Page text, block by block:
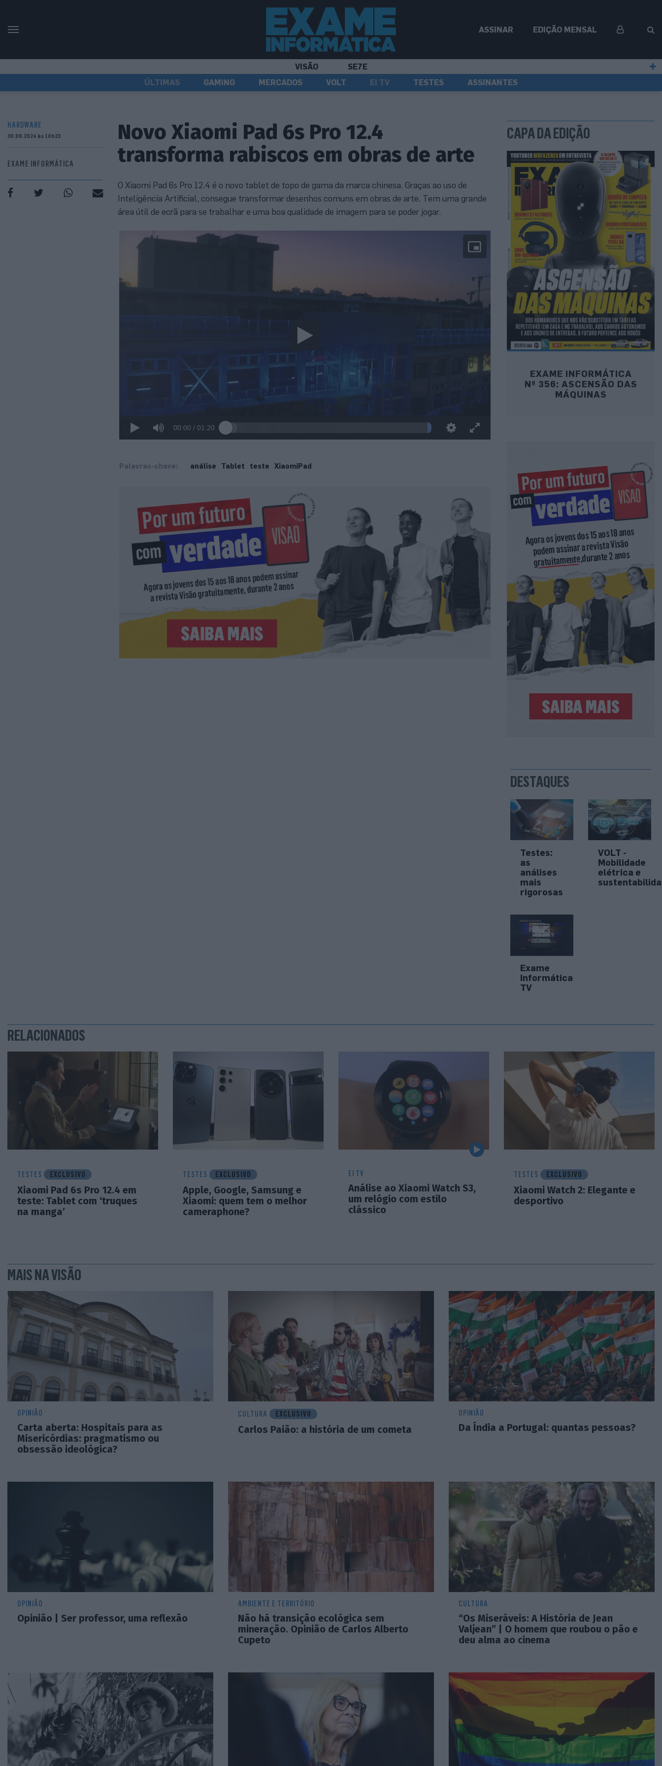
ASSINAR EDIÇÃO MENSAL
VISÃO
SE7E
ÚLTIMAS
GAMING MERCADOS VOLT EI TV TESTES ASSINANTES
HARDWARE
30.06.2024 às 10h23
EXAME INFORMÁTICA
Novo Xiaomi Pad 6s Pro 12.4
transforma rabiscos em obras de arte
O Xiaomi Pad 6s Pro 12.4 é o novo tablet de topo de gama da marca chinesa. Graças ao uso de
Inteligência Artificial, consegue transformar desenhos comuns em obras de arte. Tem uma grande
área útil de ecrã para se trabalhar e uma boa qualidade de imagem para se poder jogar.
00:00 / 01:20
Palavras-chave: análise Tablet teste XiaomiPad
CAPA DA EDIÇÃO
EXAME INFORMÁTICA
Nº 356: ASCENSÃO DAS
MÁQUINAS
DESTAQUES
Testes:
as
análises
mais
rigorosas
VOLT -
Mobilidade
elétrica e
Exame
Informática
TV
RELACIONADOS
TESTES EXCLUSIVO
Xiaomi Pad 6s Pro 12.4 em
teste: Tablet com ‘truques
na manga’
TESTES EXCLUSIVO
Apple, Google, Samsung e
Xiaomi: quem tem o melhor
cameraphone?
EI TV
Análise ao Xiaomi Watch S3,
um relógio com estilo
clássico
TESTES EXCLUSIVO
Xiaomi Watch 2: Elegante e
desportivo
MAIS NA VISÃO
OPINIÃO
Carta aberta: Hospitais para as
Misericórdias: pragmatismo ou
obsessão ideológica?
CULTURA EXCLUSIVO
Carlos Paião: a história de um cometa
OPINIÃO
Da Índia a Portugal: quantas pessoas?
OPINIÃO
Opinião | Ser professor, uma reflexão
AMBIENTE E TERRITÓRIO
Não há transição ecológica sem
mineração. Opinião de Carlos Alberto
Cupeto
CULTURA
“Os Miseráveis: A História de Jean
Valjean” | O homem que roubou o pão e
deu alma ao cinema